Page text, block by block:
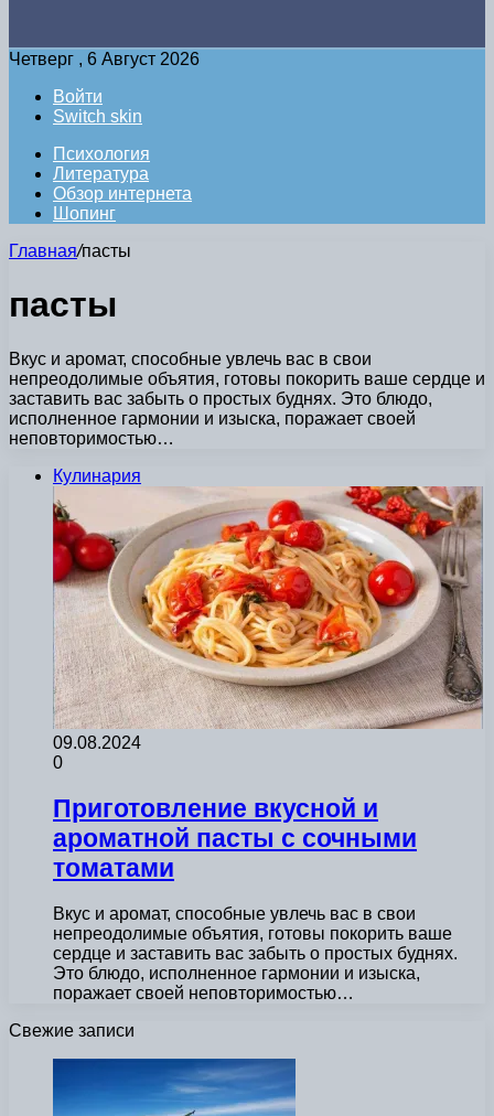
Четверг , 6 Август 2026
Войти
Switch skin
Психология
Литература
Обзор интернета
Шопинг
Главная/пасты
пасты
Вкус и аромат, способные увлечь вас в свои
непреодолимые объятия, готовы покорить ваше сердце и
заставить вас забыть о простых буднях. Это блюдо,
исполненное гармонии и изыска, поражает своей
неповторимостью…
Кулинария
09.08.2024
0
Приготовление вкусной и
ароматной пасты с сочными
томатами
Вкус и аромат, способные увлечь вас в свои
непреодолимые объятия, готовы покорить ваше
сердце и заставить вас забыть о простых буднях.
Это блюдо, исполненное гармонии и изыска,
поражает своей неповторимостью…
Свежие записи